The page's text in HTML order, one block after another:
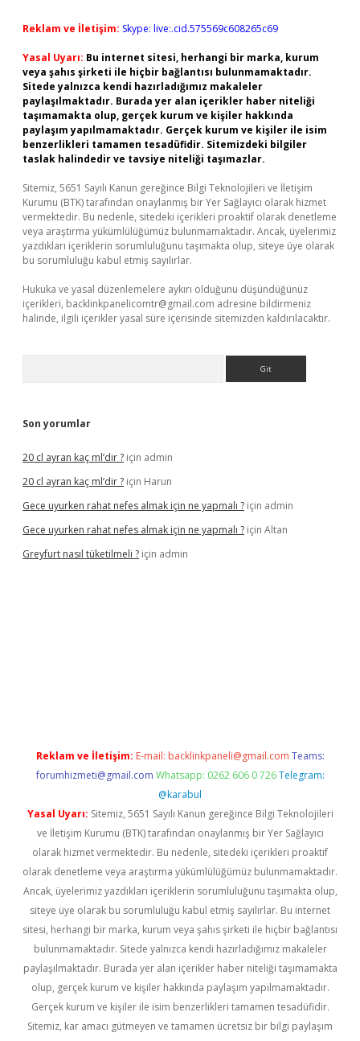
Reklam ve İletişim: Skype: live:.cid.575569c608265c69
Yasal Uyarı: Bu internet sitesi, herhangi bir marka, kurum
veya şahıs şirketi ile hiçbir bağlantısı bulunmamaktadır.
Sitede yalnızca kendi hazırladığımız makaleler
paylaşılmaktadır. Burada yer alan içerikler haber niteliği
taşımamakta olup, gerçek kurum ve kişiler hakkında
paylaşım yapılmamaktadır. Gerçek kurum ve kişiler ile isim
benzerlikleri tamamen tesadüfidir. Sitemizdeki bilgiler
taslak halindedir ve tavsiye niteliği taşımazlar.
Sitemiz, 5651 Sayılı Kanun gereğince Bilgi Teknolojileri ve İletişim
Kurumu (BTK) tarafından onaylanmış bir Yer Sağlayıcı olarak hizmet
vermektedir. Bu nedenle, sitedeki içerikleri proaktif olarak denetleme
veya araştırma yükümlülüğümüz bulunmamaktadır. Ancak, üyelerimiz
yazdıkları içeriklerin sorumluluğunu taşımakta olup, siteye üye olarak
bu sorumluluğu kabul etmiş sayılırlar.
Hukuka ve yasal düzenlemelere aykırı olduğunu düşündüğünüz
içerikleri, backlinkpanelicomtr@gmail.com adresine bildirmeniz
halinde, ilgili içerikler yasal süre içerisinde sitemizden kaldırılacaktır.
Son yorumlar
20 cl ayran kaç ml’dir ? için admin
20 cl ayran kaç ml’dir ? için Harun
Gece uyurken rahat nefes almak için ne yapmalı ? için admin
Gece uyurken rahat nefes almak için ne yapmalı ? için Altan
Greyfurt nasıl tüketilmeli ? için admin
Reklam ve İletişim: E-mail: backlinkpaneli@gmail.com Teams:
forumhizmeti@gmail.com Whatsapp: 0262 606 0 726 Telegram:
@karabul
Yasal Uyarı: Sitemiz, 5651 Sayılı Kanun gereğince Bilgi Teknolojileri
ve İletişim Kurumu (BTK) tarafından onaylanmış bir Yer Sağlayıcı
olarak hizmet vermektedir. Bu nedenle, sitedeki içerikleri proaktif
olarak denetleme veya araştırma yükümlülüğümüz bulunmamaktadır.
Ancak, üyelerimiz yazdıkları içeriklerin sorumluluğunu taşımakta olup,
siteye üye olarak bu sorumluluğu kabul etmiş sayılırlar. Bu internet
sitesi, herhangi bir marka, kurum veya şahıs şirketi ile hiçbir bağlantısı
bulunmamaktadır. Sitede yalnızca kendi hazırladığımız makaleler
paylaşılmaktadır. Burada yer alan içerikler haber niteliği taşımamakta
olup, gerçek kurum ve kişiler hakkında paylaşım yapılmamaktadır.
Gerçek kurum ve kişiler ile isim benzerlikleri tamamen tesadüfidir.
Sitemiz, kar amacı gütmeyen ve tamamen ücretsiz bir bilgi paylaşım